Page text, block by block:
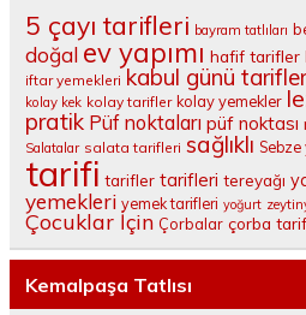
5 çayı tarifleri bayram tatlıları
doğal ev yapımı hafif tarifler
iftar yemekleri kabul günü
kolay kek kolay tarifler kolay yemekler
pratik Püf noktaları püf noktası
Salatalar salata tarifleri sağlıklı Sebze
tarifi tarifler tarifleri tereyağı
yemekleri yemek tarifleri yoğurt
Çocuklar İçin Çorbalar çorba
Kemalpaşa Tatlısı